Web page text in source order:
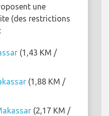
une
(des restrictions
(1,43 KM /
(1,88 KM /
(2,17 KM /